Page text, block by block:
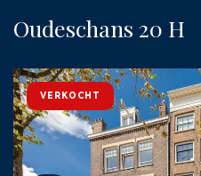
Oudeschans 20 H
VERKOCHT